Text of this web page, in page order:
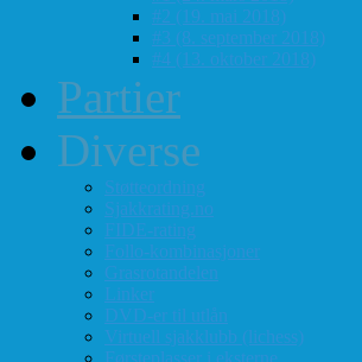
#2 (19. mai 2018)
#3 (8. september 2018)
#4 (13. oktober 2018)
Partier
Diverse
Støtteordning
Sjakkrating.no
FIDE-rating
Follo-kombinasjoner
Grasrotandelen
Linker
DVD-er til utlån
Virtuell sjakklubb (lichess)
Førsteplasser i eksterne